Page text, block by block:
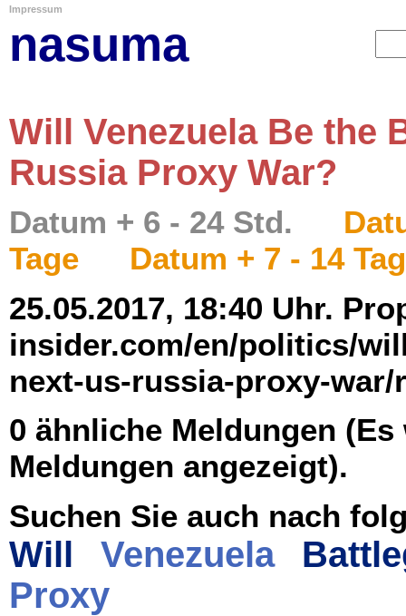
Impressum
nasuma
Will Venezuela Be the
Russia Proxy War?
Datum + 6 - 24 Std.
Tage
Datum + 7 - 14
25.05.2017, 18:40 Uhr.
insider.com/en/politics/
next-us-russia-proxy-war/
0 ähnliche Meldungen
Meldungen angezeigt).
Suchen Sie auch nach
Will Venezuela
Proxy